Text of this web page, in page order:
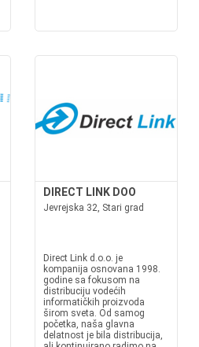
DIRECT LINK DOO
Jevrejska 32, Stari grad
Direct Link d.o.o. je
kompanija osnovana 1998.
godine sa fokusom na
distribuciju vodećih
informatičkih proizvoda
širom sveta. Od samog
početka, naša glavna
delatnost je bila distribucija,